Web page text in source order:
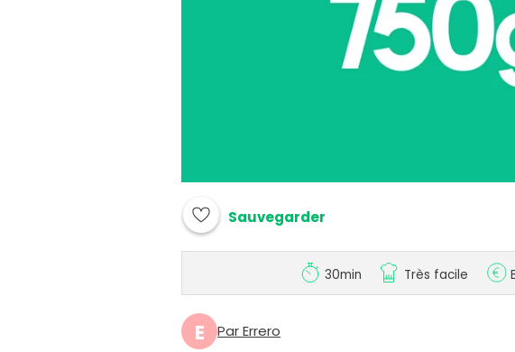
Sauvegarder
30min Très facile
E Par Errero